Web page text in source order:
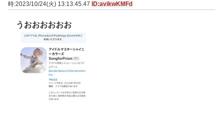
時:2023/10/24(火) 13:13:45.47
ID:avikwKMFd
うおおおおおお